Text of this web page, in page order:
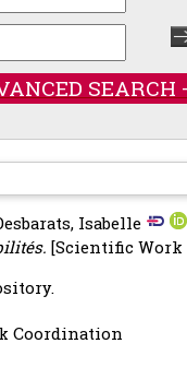
SEARCH
Isabelle
[Scientific
Coordination